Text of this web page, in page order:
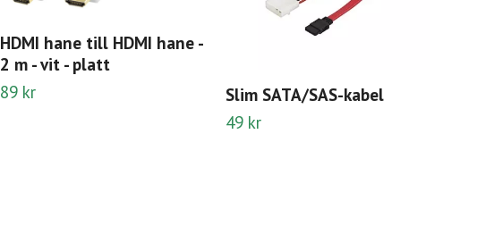
HDMI hane till HDMI hane -
2 m - vit - platt
89 kr
Slim SATA/SAS-kabel
49 kr